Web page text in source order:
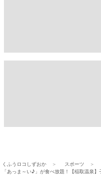
くふうロコしずおか
スポーツ
「あっま～い♪」が食べ放題！【稲取温泉